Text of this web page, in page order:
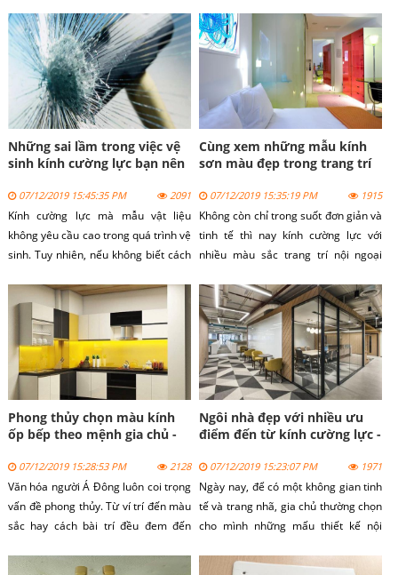
dựng tại khu vực Thác Dải Yếm, xã
Mường Sang, huyện Mộc Châu, Sơn
nhanh mà sạch nhất. Bài viết sau đây
sẽ hưỡng dẫn chị em chọn cây lau
kính để vệ sinh hiệu quả nhất
Những sai lầm trong việc vệ
sinh kính cường lực bạn nên
07/12/2019 15:45:35 PM 2091
Kính cường lực mà mẫu vật liệu
không yêu cầu cao trong quá trình vệ
sinh. Tuy nhiên, nếu không biết cách
thọ kính.
Cùng xem những mẫu kính
sơn màu đẹp trong trang trí
07/12/2019 15:35:19 PM 1915
Không còn chỉ trong suốt đơn giản và
tinh tế thì nay kính cường lực với
nhiều màu sắc trang trí nội ngoại
nên lộng lẫy, rực sáng lung linh.
Phong thủy chọn màu kính
ốp bếp theo mệnh gia chủ -
07/12/2019 15:28:53 PM 2128
Văn hóa người Á Đông luôn coi trọng
vấn đề phong thủy. Từ ví trí đến màu
sắc hay cách bài trí đều đem đến
Ngôi nhà đẹp với nhiều ưu
điểm đến từ kính cường lực -
07/12/2019 15:23:07 PM 1971
Ngày nay, để có một không gian tinh
tế và trang nhã, gia chủ thường chọn
cho mình những mấu thiết kế nội
được ứng dụng đã dạng, tuy nhiên sử